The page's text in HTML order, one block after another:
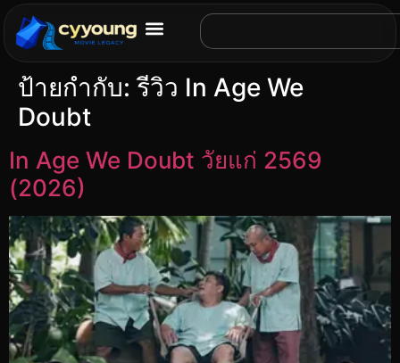
ป้ายกำกับ:รีวิว In Age We
Doubt
In Age We Doubt วัยแก่ 2569
(2026)